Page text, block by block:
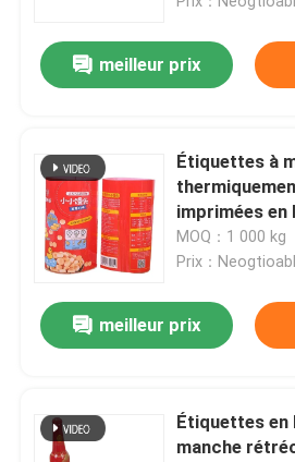
Produits
Vidéos
A propos de nous
Contrôle de la qualité
meilleur prix
Étiquettes à
imprimées en
l'emballage
alimentaires
MOQ：1 000 kg
Prix：
meilleur prix
Étiquettes en
manche